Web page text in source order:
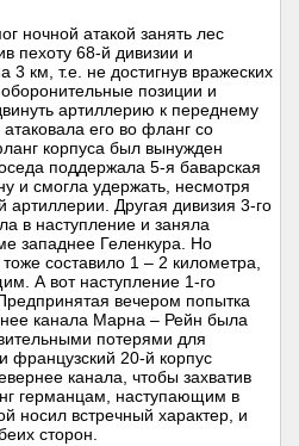
ночной атакой занять лес
пехоту 68-й дивизии и
км, т.е. не достигнув вражеских
позиции и
артиллерию к переднему
его во фланг со
корпуса был вынужден
поддержала 5-я баварская
и смогла удержать, несмотря
артиллерии. Другая дивизия 3-го
в наступление и заняла
западнее Геленкура. Но
составило 1 – 2 километра,
А вот наступление 1-го
вечером попытка
канала Марна – Рейн была
потерями для
французский 20-й корпус
канала, чтобы захватив
германцам, наступающим в
носил встречный характер, и
сторон.